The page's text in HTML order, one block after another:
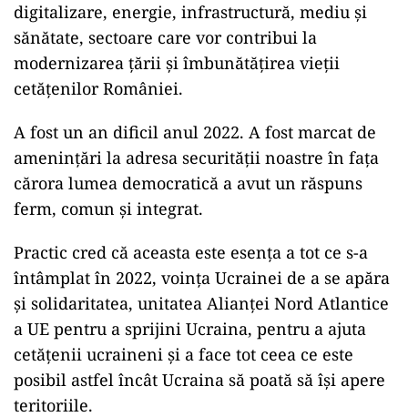
digitalizare, energie, infrastructură, mediu şi
sănătate, sectoare care vor contribui la
modernizarea ţării şi îmbunătăţirea vieţii
cetăţenilor României.
A fost un an dificil anul 2022. A fost marcat de
ameninţări la adresa securităţii noastre în faţa
cărora lumea democratică a avut un răspuns
ferm, comun şi integrat.
Practic cred că aceasta este esenţa a tot ce s-a
întâmplat în 2022, voinţa Ucrainei de a se apăra
şi solidaritatea, unitatea Alianţei Nord Atlantice
a UE pentru a sprijini Ucraina, pentru a ajuta
cetăţenii ucraineni şi a face tot ceea ce este
posibil astfel încât Ucraina să poată să îşi apere
teritoriile.